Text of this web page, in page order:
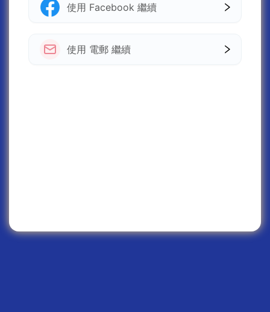
使用 Facebook 繼續
使用 電郵 繼續